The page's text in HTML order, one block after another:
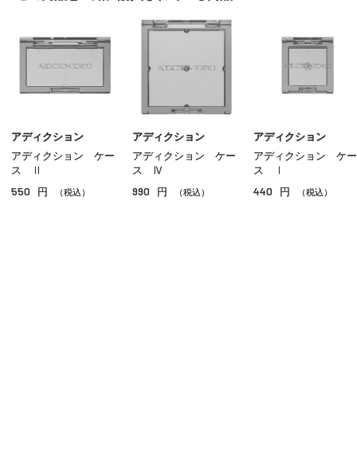
ポーチ／バッグ
ケース／ホルダー
アディクション
アディクション ケー
ス Ⅱ
550 円 （税込）
アディクション
アディクション ケー
ス Ⅳ
990 円 （税込）
アディクション
アディクション ケー
ス Ⅰ
440 円 （税込）